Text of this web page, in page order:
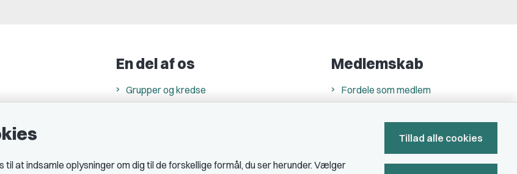
DJ
En del af os
Grupper og kredse
Medlemskab
Fordele som medlem
at indsamle oplysninger om dig til de forskellige formål, du ser herunder. Vælger
Tillad alle cookies